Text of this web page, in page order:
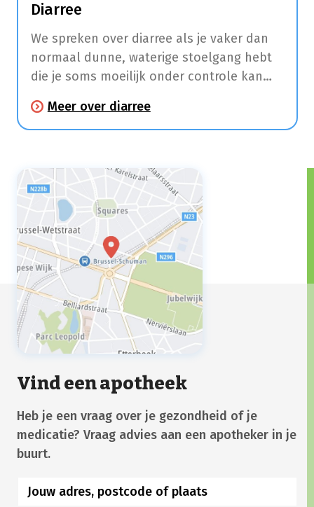
Diarree
We spreken over diarree als je vaker dan
normaal dunne, waterige stoelgang hebt
die je soms moeilijk onder controle kan
besmettelijk. Daarom is het belangrijk om
regelmatig de handen goed te wassen of
naar de wc geweest bent of wanneer je
voedsel gaat bereiden.
Meer over diarree
Vind een apotheek
Heb je een vraag over je gezondheid of je
medicatie? Vraag advies aan een apotheker in je
buurt.